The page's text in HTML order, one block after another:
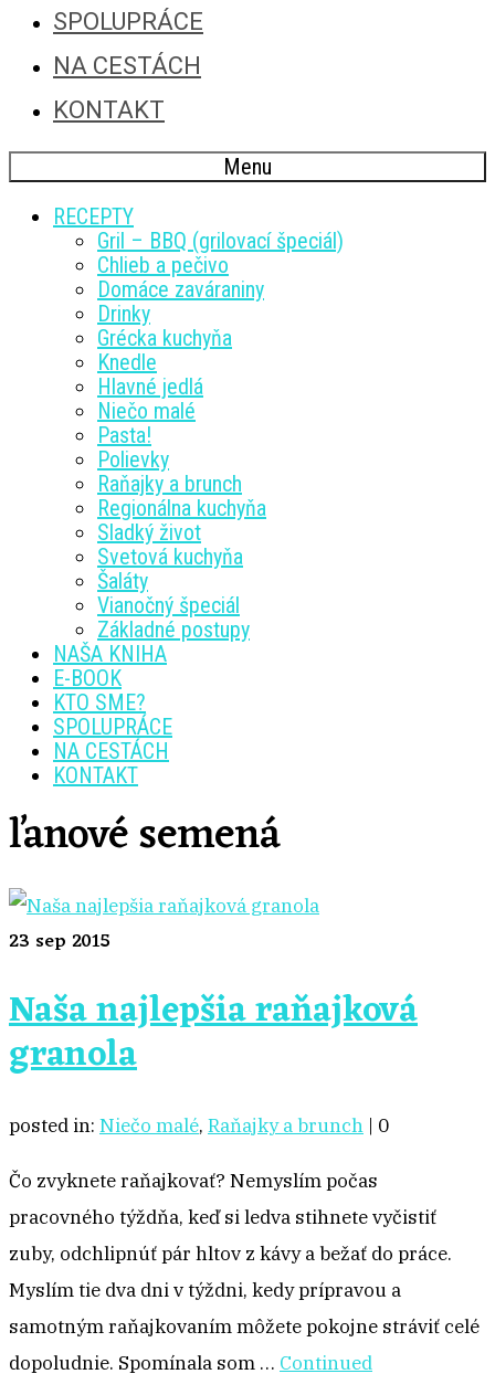
SPOLUPRÁCE
NA CESTÁCH
KONTAKT
Menu
RECEPTY
Gril – BBQ (grilovací špeciál)
Chlieb a pečivo
Domáce zaváraniny
Drinky
Grécka kuchyňa
Knedle
Hlavné jedlá
Niečo malé
Pasta!
Polievky
Raňajky a brunch
Regionálna kuchyňa
Sladký život
Svetová kuchyňa
Šaláty
Vianočný špeciál
Základné postupy
NAŠA KNIHA
E-BOOK
KTO SME?
SPOLUPRÁCE
NA CESTÁCH
KONTAKT
ľanové semená
23 sep 2015
Naša najlepšia raňajková
granola
posted in: Niečo malé, Raňajky a brunch | 0
Čo zvyknete raňajkovať? Nemyslím počas
pracovného týždňa, keď si ledva stihnete vyčistiť
zuby, odchlipnúť pár hltov z kávy a bežať do práce.
Myslím tie dva dni v týždni, kedy prípravou a
samotným raňajkovaním môžete pokojne stráviť celé
dopoludnie. Spomínala som … Continued